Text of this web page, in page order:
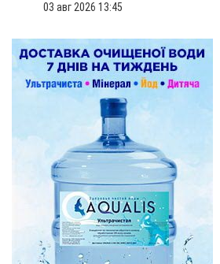
03 авг 2026 13:45